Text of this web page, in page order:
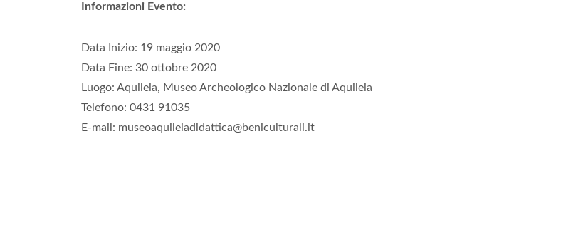
Informazioni Evento:
Data Inizio: 19 maggio 2020
Data Fine: 30 ottobre 2020
Luogo: Aquileia, Museo Archeologico Nazionale di Aquileia
Telefono: 0431 91035
E-mail: museoaquileiadidattica@beniculturali.it